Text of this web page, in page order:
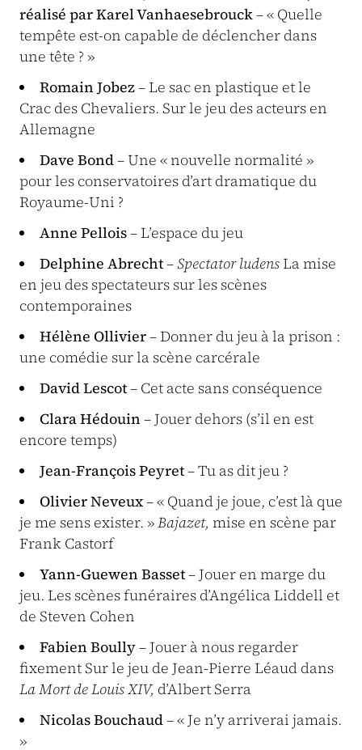
réalisé par Karel Vanhaesebrouck– « Quelle
tempête est-on capable de déclencher dans
une tête ? »
Romain Jobez– Le sac en plastique et le
Crac des Chevaliers. Sur le jeu des acteurs en
Allemagne
Dave Bond– Une « nouvelle normalité »
pour les conservatoires d’art dramatique du
Royaume-Uni ?
Anne Pellois– L’espace du jeu
Delphine Abrecht–Spectator ludens La mise
en jeu des spectateurs sur les scènes
contemporaines
Hélène Ollivier– Donner du jeu à la prison :
une comédie sur la scène carcérale
David Lescot– Cet acte sans conséquence
Clara Hédouin – Jouer dehors (s’il en est
encore temps)
Jean-François Peyret– Tu as dit jeu ?
Olivier Neveux– « Quand je joue, c’est là que
je me sens exister. »Bajazet, mise en scène par
Frank Castorf
Yann-Guewen Basset– Jouer en marge du
jeu. Les scènes funéraires d’Angélica Liddell et
de Steven Cohen
Fabien Boully– Jouer à nous regarder
fixement Sur le jeu de Jean-Pierre Léaud dans
La Mort de Louis XIV, d’Albert Serra
Nicolas Bouchaud– « Je n’y arriverai jamais.
»